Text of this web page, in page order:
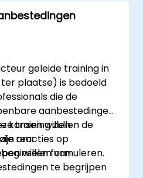
geleide training in
plaatse) is bedoeld
die de
aanbestedingen
kansen willen
reacties op
willen formuleren.
training zullen de
om:
van
te begrijpen